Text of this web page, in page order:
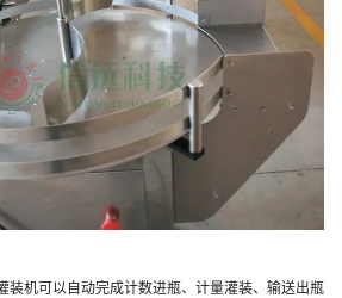
装机可以自动完成计数进瓶、计量灌装、输送出瓶